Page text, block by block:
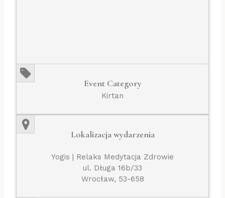
Event Category
Kirtan
Lokalizacja wydarzenia
Yogis | Relaks Medytacja Zdrowie
ul. Długa 16b/33
Wrocław, 53-658